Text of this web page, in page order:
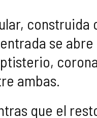
construida
se abre
ambas.
que el